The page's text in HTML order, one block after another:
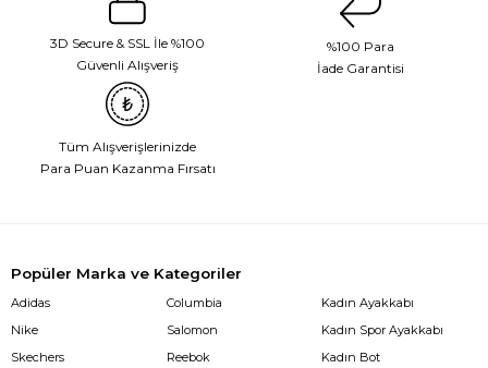
3D Secure & SSL İle %100
Güvenli Alışveriş
%100 Para
İade Garantisi
Tüm Alışverişlerinizde
Para Puan Kazanma Fırsatı
Popüler Marka ve Kategoriler
Adidas
Nike
Skechers
Columbia
Salomon
Reebok
Kadın Ayakkabı
Kadın Spor Ayakkabı
Kadın Bot